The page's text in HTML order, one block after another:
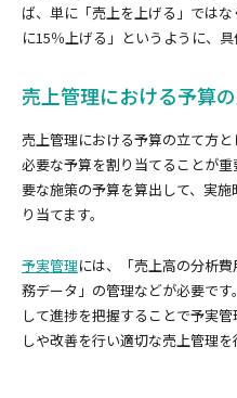
ば、単に「売上を上げる」では
に15％上げる」というように、
売上管理における予算
売上管理における予算の立て方
必要な予算を割り当てることが
要な施策の予算を算出して、実
り当てます。
予実管理には、「売上高の分析
務データ」の管理などが必要で
して進捗を把握することで予実
しや改善を行い適切な売上管理を